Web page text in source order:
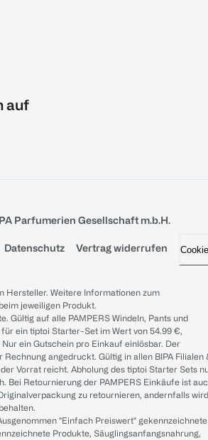
auf
Parfumerien Gesellschaft m.b.H.
Datenschutz Vertrag widerrufen
Hersteller. Weitere Informationen zum
jeweiligen Produkt.
Gültig auf alle PAMPERS Windeln, Pants und
ein tiptoi Starter-Set im Wert von 54.99 €,
ein Gutschein pro Einkauf einlösbar. Der
angedruckt. Gültig in allen BIPA Filialen
Vorrat reicht. Abholung des tiptoi Starter Sets
Bei Retournierung der PAMPERS Einkäufe ist
zu retournieren, andernfalls wird
"Einfach Preiswert" gekennzeichnete
Produkte, Säuglingsanfangsnahrung,